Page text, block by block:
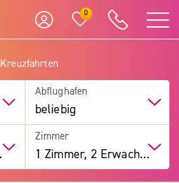
0
Kreuzfahrten
Abflughafen
beliebig
Zimmer
1 Zimmer, 2 Erwachsene